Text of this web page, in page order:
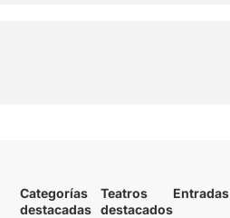
Categorías
destacadas
Teatros
destacados
Entradas